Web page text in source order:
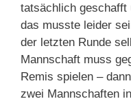
tatsächlich geschafft
das musste leider
der letzten Runde
Mannschaft muss
Remis spielen –
zwei Mannschaften